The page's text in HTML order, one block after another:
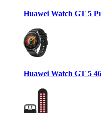
Huawei Watch GT 5
Huawei Watch GT 5